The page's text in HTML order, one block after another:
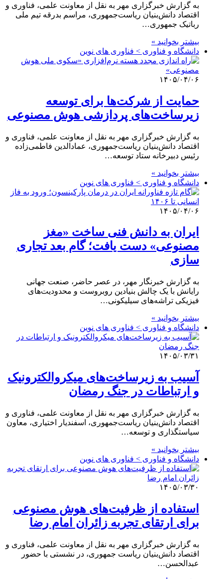
به گزارش خبرگزاری مهر به نقل از معاونت علمی، فناوری و
اقتصاد دانش‌بنیان ریاست‌جمهوری، مراسم بدرقه تیم ملی
رباتیک جمهوری…
بیشتر بخوانید »
دانشگاه و فناوری > فناوری های نوین
۱۴۰۵/۰۴/۰۶
حمایت از شرکت‌ها برای توسعه
زیرساخت‌های پردازشی هوش مصنوعی
به گزارش خبرگزاری مهر به نقل از معاونت علمی، فناوری و
اقتصاد دانش‌بنیان ریاست‌‎جمهوری، عمادالدین فاطمی‌زاده
رئیس دبیرخانه ستاد توسعه…
بیشتر بخوانید »
دانشگاه و فناوری > فناوری های نوین
۱۴۰۵/۰۴/۰۶
ایران به دانش فنی ساخت «مغز
مصنوعی» دست یافت؛ گام بعد تجاری
سازی
به گزارش خبرنگار مهر، در عصر حاضر، صنعت جهانی
رایانش با یک چالش بنیادین روبروست و محدودیت‌های
فیزیکی تراشه‌های سیلیکونی…
بیشتر بخوانید »
دانشگاه و فناوری > فناوری های نوین
۱۴۰۵/۰۳/۳۱
آسیب به زیرساخت‌های میکروالکترونیک
و ارتباطات در جنگ رمضان
به گزارش خبرگزاری مهر به نقل از معاونت علمی، فناوری و
اقتصاد دانش‌بنیان ریاست‌جمهوری، اسفندیار اختیاری، معاون
سیاستگذاری و توسعه…
بیشتر بخوانید »
دانشگاه و فناوری > فناوری های نوین
۱۴۰۵/۰۳/۳۰
استفاده از ظرفیت‌های هوش مصنوعی
برای ارتقای تجربه زائران امام رضا
به گزارش خبرگزاری مهر به نقل از معاونت علمی، فناوری و
اقتصاد دانش‌بنیان ریاست جمهوری، در نشستی با حضور
عبدالحسن…